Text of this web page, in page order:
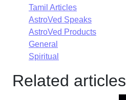
Tamil Articles
AstroVed Speaks
AstroVed Products
General
Spiritual
Related articles